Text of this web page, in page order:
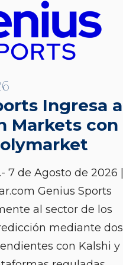
Ingresa a
Markets con
7 de Agosto de 2026 |
Genius Sports
al sector de los
mediante dos
con Kalshi y